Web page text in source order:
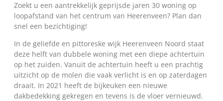
Zoekt u een aantrekkelijk geprijsde jaren 30 woning op
loopafstand van het centrum van Heerenveen? Plan dan
snel een bezichtiging!
In de geliefde en pittoreske wijk Heerenveen Noord staat
deze helft van dubbele woning met een diepe achtertuin
op het zuiden. Vanuit de achtertuin heeft u een prachtig
uitzicht op de molen die vaak verlicht is en op zaterdagen
draait. In 2021 heeft de bijkeuken een nieuwe
dakbedekking gekregen en tevens is de vloer vernieuwd.